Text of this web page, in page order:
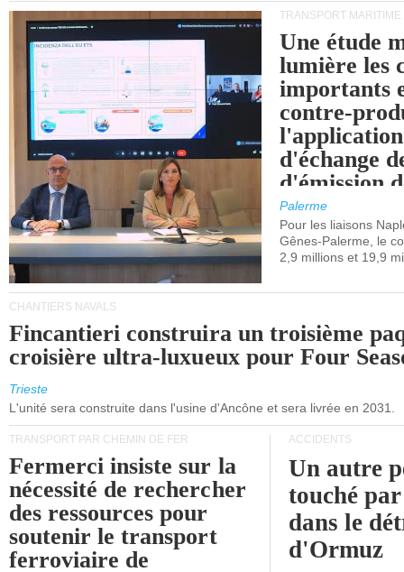
TRANSPORT MARITIME
Une étude
lumière les
importants
contre-
d'échange
d'émission
(SEQE-UE)
maritimes
occidentale.
Palerme
Pour les liaisons
Gênes-Palerme, le
2,9 millions et 19,9
CHANTIERS NAVALS
Fincantieri construira un troisième
croisière ultra-luxueux pour Four
Trieste
L'unité sera construite dans l'usine d'Ancône et sera livrée en 2031.
TRANSPORT PAR CHEMIN DE FER
Fermerci insiste sur la
nécessité de rechercher
des ressources pour
soutenir le transport
ferroviaire de
ACCIDENTS
Un autre
touché
dans le
d'Ormuz